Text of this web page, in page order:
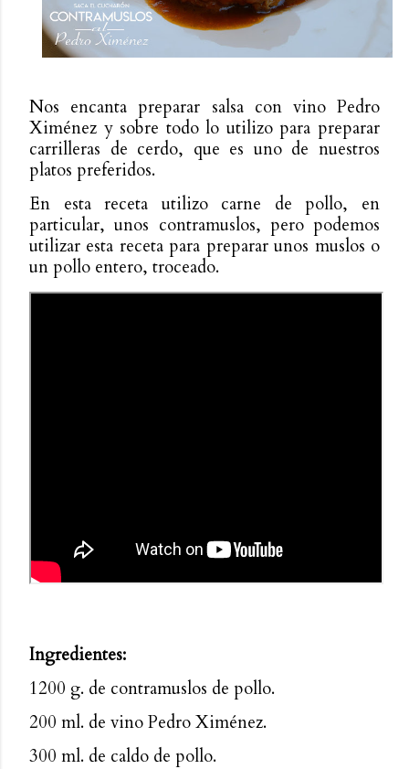
Nos encanta preparar salsa con vino Pedro
Ximénez y sobre todo lo utilizo para preparar
carrilleras de cerdo, que es uno de nuestros
platos preferidos.
En esta receta utilizo carne de pollo, en
particular, unos contramuslos, pero podemos
utilizar esta receta para preparar unos muslos o
un pollo entero, troceado.
Ingredientes:
1200 g. de contramuslos de pollo.
200 ml. de vino Pedro Ximénez.
300 ml. de caldo de pollo.